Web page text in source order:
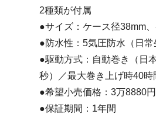
2種類が付属
●サイズ：ケース径38mm
●防水性：5気圧防水（日常
●駆動方式：自動巻き（日
秒）／最大巻き上げ時40時
●希望小売価格：3万8880
●保証期間：1年間